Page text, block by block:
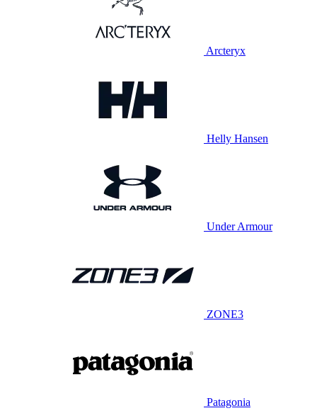
Arcteryx
Helly Hansen
Under Armour
ZONE3
Patagonia